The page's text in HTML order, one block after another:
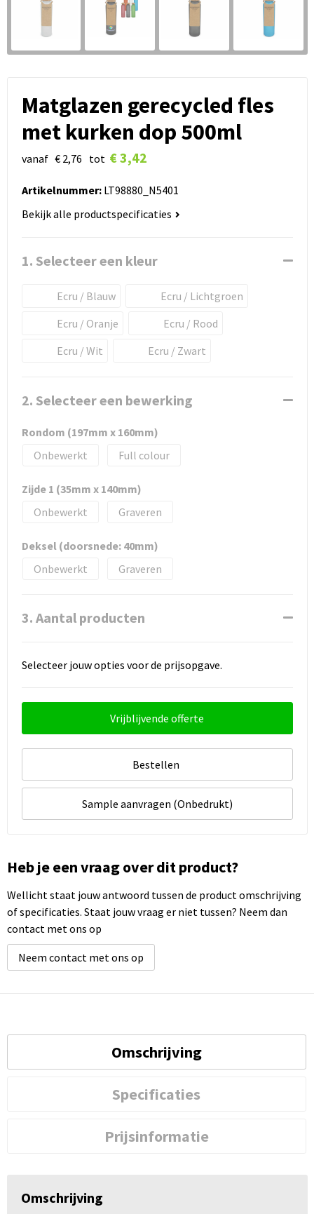
Matglazen gerecycled fles
met kurken dop 500ml
vanaf € 2,76 tot € 3,42
Artikelnummer:LT98880_N5401
Bekijk alle productspecificaties
1. Selecteer een kleur
Ecru / Blauw
Ecru / Lichtgroen
Ecru / Oranje
Ecru / Rood
Ecru / Wit
Ecru / Zwart
2. Selecteer een bewerking
Rondom (197mm x 160mm)
Onbewerkt
Full colour
Zijde 1 (35mm x 140mm)
Onbewerkt
Graveren
Deksel (doorsnede: 40mm)
Onbewerkt
Graveren
3. Aantal producten
Selecteer jouw opties voor de prijsopgave.
Vrijblijvende offerte
Bestellen
Sample aanvragen (Onbedrukt)
Heb je een vraag over dit product?
Wellicht staat jouw antwoord tussen de product omschrijving
of specificaties. Staat jouw vraag er niet tussen? Neem dan
contact met ons op
Neem contact met ons op
Omschrijving
Specificaties
Prijsinformatie
Omschrijving